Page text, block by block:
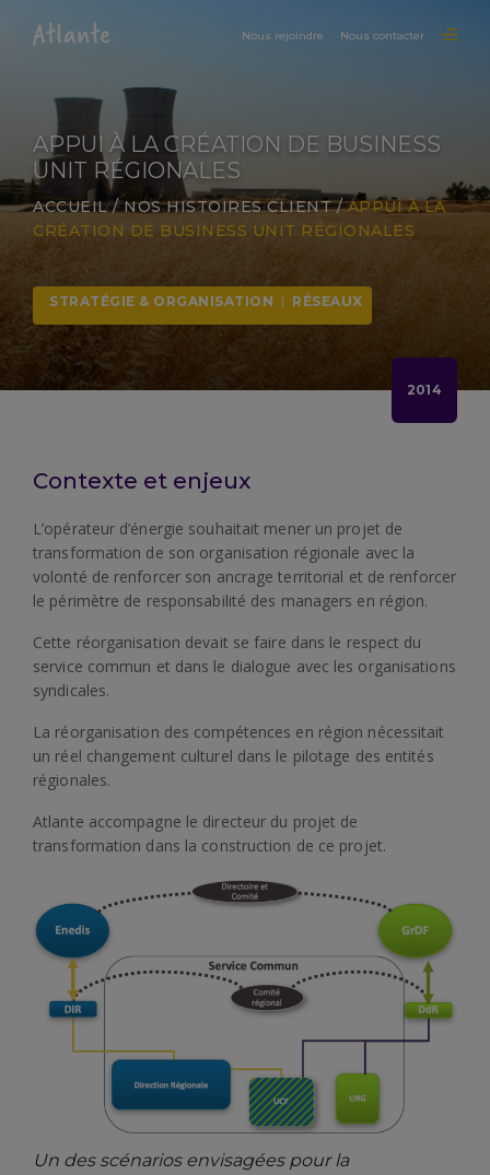
Nous rejoindre Nous contacter
APPUI À LA CRÉATION DE BUSINESS
UNIT RÉGIONALES
ACCUEIL/NOS HISTOIRES CLIENT/APPUI À LA
CRÉATION DE BUSINESS UNIT RÉGIONALES
STRATÉGIE & ORGANISATION | RÉSEAUX
2014
Contexte et enjeux
L’opérateur d’énergie souhaitait mener un projet de
transformation de son organisation régionale avec la
volonté de renforcer son ancrage territorial et de renforcer
le périmètre de responsabilité des managers en région.
Cette réorganisation devait se faire dans le respect du
service commun et dans le dialogue avec les organisations
syndicales.
La réorganisation des compétences en région nécessitait
un réel changement culturel dans le pilotage des entités
régionales.
Atlante accompagne le directeur du projet de
transformation dans la construction de ce projet.
Un des scénarios envisagées pour la